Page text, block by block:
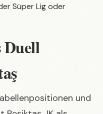
Süper Lig oder
Duell
und